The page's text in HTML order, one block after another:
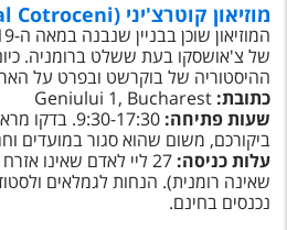
מוזיאון קוטרצ'יני (Muzeul National Cotroceni)
של צ'אושסקו בעת ששלט ברומניה.
ההיסטוריה של בוקרשט ובפרט על
כתובת:
שעות פתיחה:
9:30-17:30.
ביקורכם, משום שהוא סגור במועדים
עלות כניסה:
27 ליי לאדם שאינו
נכנסים בחינם.